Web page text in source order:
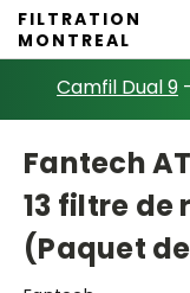
Camfil Dual 9
FILTRATION
MONTREAL
Fantech
13 filtre
(Paquet